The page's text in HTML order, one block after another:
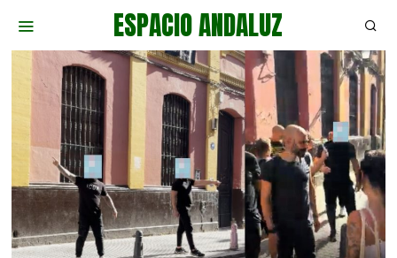
ESPACIO ANDALUZ